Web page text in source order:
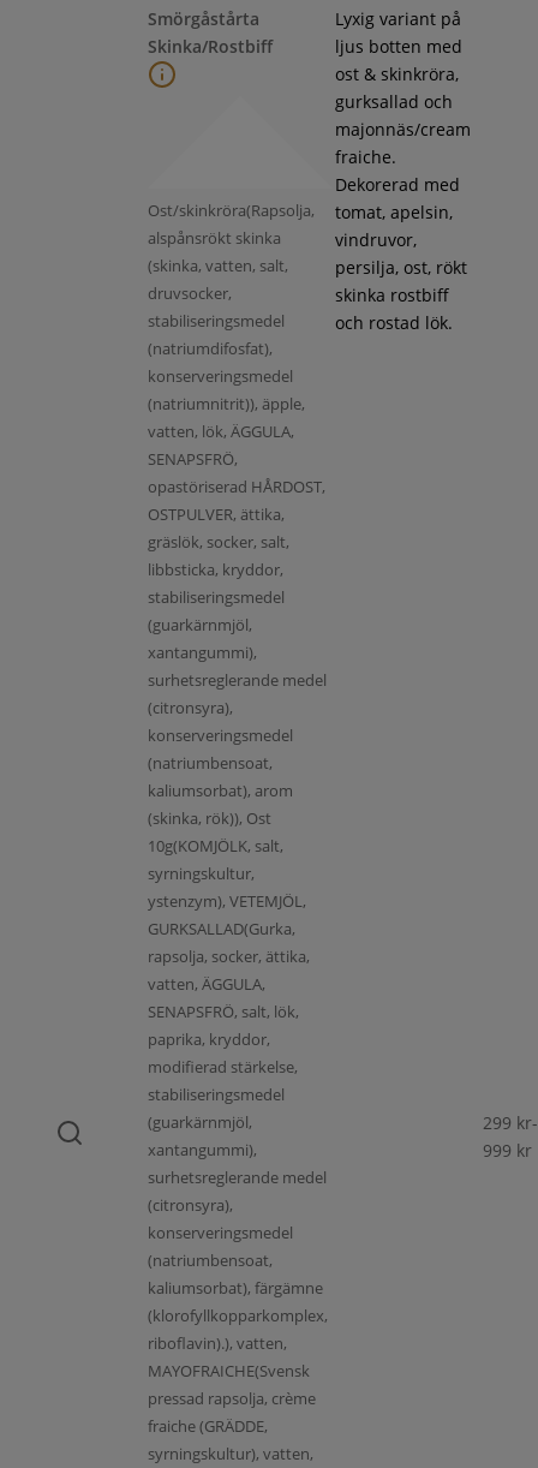
Smörgåstårta
Skinka/Rostbiff
Ost/skinkröra(Rapsolja,
alspånsrökt skinka
(skinka, vatten, salt,
druvsocker,
stabiliseringsmedel
(natriumdifosfat),
konserveringsmedel
(natriumnitrit)), äpple,
vatten, lök, ÄGGULA,
SENAPSFRÖ,
opastöriserad HÅRDOST,
OSTPULVER, ättika,
gräslök, socker, salt,
libbsticka, kryddor,
stabiliseringsmedel
(guarkärnmjöl,
xantangummi),
surhetsreglerande medel
(citronsyra),
konserveringsmedel
(natriumbensoat,
kaliumsorbat), arom
(skinka, rök)), Ost
10g(KOMJÖLK, salt,
syrningskultur,
ystenzym), VETEMJÖL,
GURKSALLAD(Gurka,
rapsolja, socker, ättika,
vatten, ÄGGULA,
SENAPSFRÖ, salt, lök,
paprika, kryddor,
modifierad stärkelse,
stabiliseringsmedel
(guarkärnmjöl,
xantangummi),
surhetsreglerande medel
(citronsyra),
konserveringsmedel
(natriumbensoat,
kaliumsorbat), färgämne
(klorofyllkopparkomplex,
riboflavin).), vatten,
MAYOFRAICHE(Svensk
pressad rapsolja, crème
fraiche (GRÄDDE,
syrningskultur), vatten,
Lyxig variant på
ljus botten med
ost & skinkröra,
gurksallad och
majonnäs/cream
fraiche.
Dekorerad med
tomat, apelsin,
vindruvor,
persilja, ost, rökt
skinka rostbiff
och rostad lök.
299 kr-
999 kr